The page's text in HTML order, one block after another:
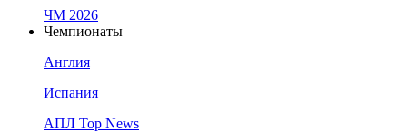
ЧМ 2026
Чемпионаты
Англия
Испания
АПЛ Top News